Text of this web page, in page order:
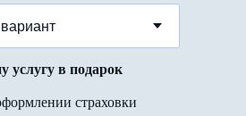
услугу в подарок
страховки